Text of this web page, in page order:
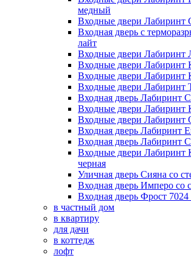
медный
Входные двери
Входная дверь с
лайт
Входные двери Лабиринт
Входные двери Лабиринт
Входные двери Лабиринт
Входные двери Лабиринт
Входная дверь Лабиринт
Входные двери Лабиринт
Входные двери Лабиринт
Входная дверь Лабиринт
Входная дверь Лабиринт
Входные двери Лабиринт
черная
Уличная дверь Сияна со
Входная дверь Имперо со
Входная дверь Фрост 7024
в частный дом
в квартиру
для дачи
в коттедж
лофт